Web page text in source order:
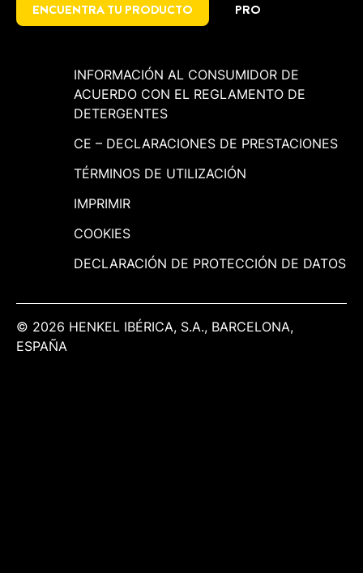
ENCUENTRA TU PRODUCTO PRO
INFORMACIÓN AL CONSUMIDOR DE
ACUERDO CON EL REGLAMENTO DE
DETERGENTES
CE – DECLARACIONES DE PRESTACIONES
TÉRMINOS DE UTILIZACIÓN
IMPRIMIR
COOKIES
DECLARACIÓN DE PROTECCIÓN DE DATOS
© 2026 HENKEL IBÉRICA, S.A., BARCELONA,
ESPAÑA